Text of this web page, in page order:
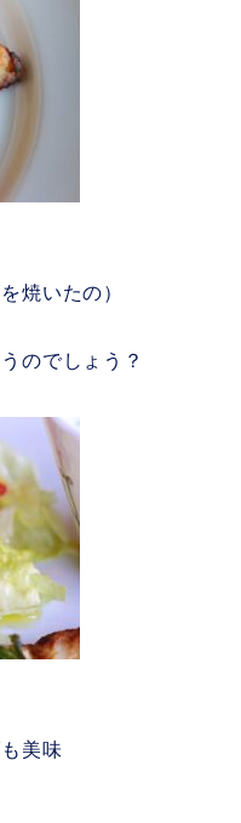
焼いたの）
のでしょう？
美味